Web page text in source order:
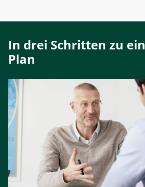
In drei Schritten zu
Plan